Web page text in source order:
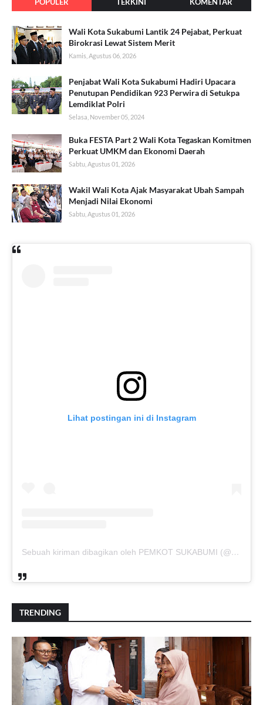
POPULER TERKINI KOMENTAR
Wali Kota Sukabumi Lantik 24 Pejabat, Perkuat
Birokrasi Lewat Sistem Merit
Kamis, Agustus 06, 2026
Penjabat Wali Kota Sukabumi Hadiri Upacara
Penutupan Pendidikan 923 Perwira di Setukpa
Lemdiklat Polri
Selasa, November 05, 2024
Buka FESTA Part 2 Wali Kota Tegaskan Komitmen
Perkuat UMKM dan Ekonomi Daerah
Sabtu, Agustus 01, 2026
Wakil Wali Kota Ajak Masyarakat Ubah Sampah
Menjadi Nilai Ekonomi
Sabtu, Agustus 01, 2026
Lihat postingan ini di Instagram
Sebuah kiriman dibagikan oleh PEMKOT SUKABUMI (@pemkotsukabumi_)
TRENDING